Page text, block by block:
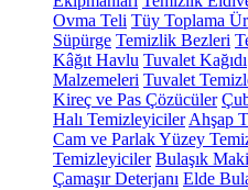
Ovma Teli Tüy Toplama
Süpürge Temizlik Bezleri
Kâğıt Havlu Tuvalet Kağıdı
Malzemeleri Tuvalet
Kireç ve Pas Çözücüler
Halı Temizleyiciler Ahşap
Cam ve Parlak Yüzey
Temizleyiciler Bulaşık
Çamaşır Deterjanı Elde